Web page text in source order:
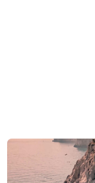
Ezeta gibt einen
delle Sirene“-
0 153